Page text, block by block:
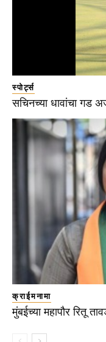
स्पोर्ट्स
सचिनच्या धावांचा गड
क्राईमनामा
मुंबईच्या महापौर रितू